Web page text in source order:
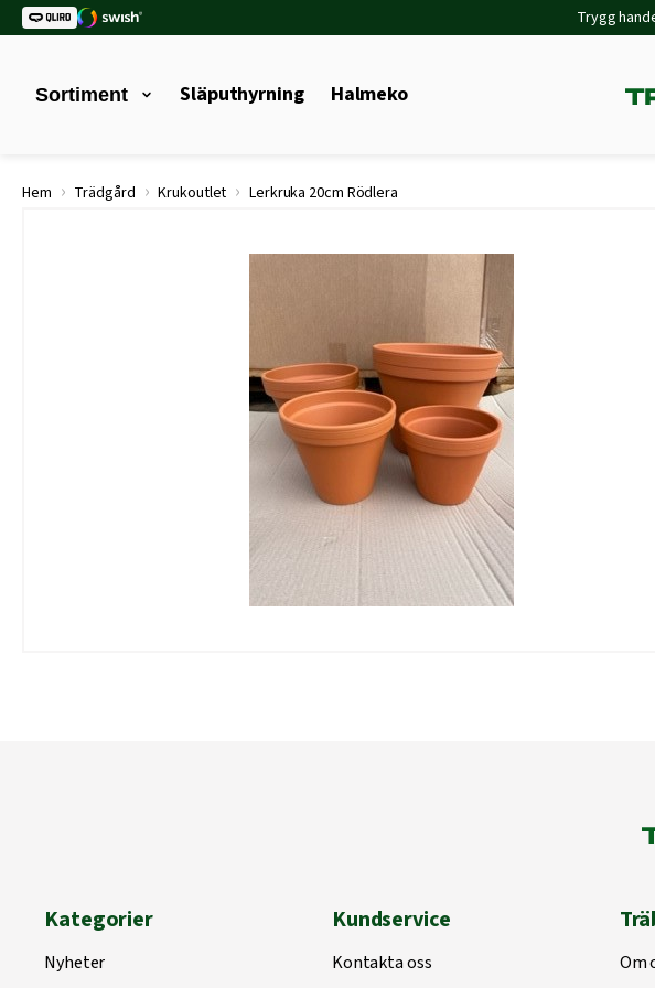
Trygg
Sortiment Släputhyrning Halmeko
Hem › Trädgård › Krukoutlet › Lerkruka 20cm Rödlera
Kategorier
Nyheter
Kundservice
Kontakta oss
Om